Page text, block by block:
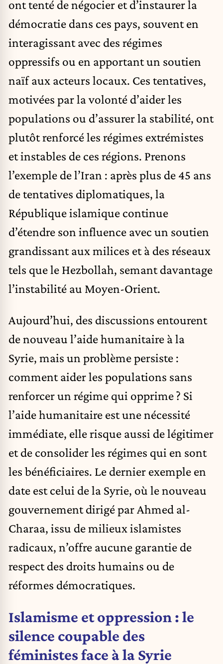
ont tenté de négocier et d’instaurer la
démocratie dans ces pays, souvent en
interagissant avec des régimes
oppressifs ou en apportant un soutien
naïf aux acteurs locaux. Ces tentatives,
motivées par la volonté d’aider les
populations ou d’assurer la stabilité, ont
plutôt renforcé les régimes extrémistes
et instables de ces régions. Prenons
l’exemple de l’Iran : après plus de 45 ans
de tentatives diplomatiques, la
République islamique continue
d’étendre son influence avec un soutien
grandissant aux milices et à des réseaux
tels que le Hezbollah, semant davantage
l’instabilité au Moyen-Orient.
Aujourd’hui, des discussions entourent
de nouveau l’aide humanitaire à la
Syrie, mais un problème persiste :
comment aider les populations sans
renforcer un régime qui opprime ? Si
l’aide humanitaire est une nécessité
immédiate, elle risque aussi de légitimer
et de consolider les régimes qui en sont
les bénéficiaires. Le dernier exemple en
date est celui de la Syrie, où le nouveau
gouvernement dirigé par Ahmed al-
Charaa, issu de milieux islamistes
radicaux, n’offre aucune garantie de
respect des droits humains ou de
réformes démocratiques.
Islamisme et oppression : le
silence coupable des
féministes face à la Syrie